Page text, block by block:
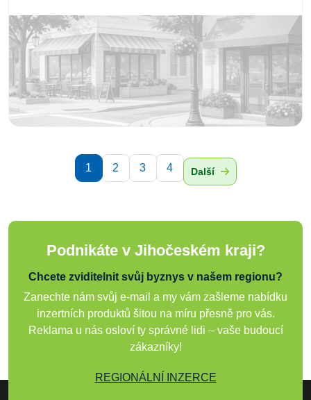
1 2 3 4 Další
Podnikáte v Jihočeském kraji?
Chcete zviditelnit svůj byznys v našem regionu?
Zanechte nám svůj e-mail a my vám zašleme nabídku
inzertních produktů šitou na míru přesně pro vás.
Reklama u nás osloví ty správné lidi – vaše budoucí
zákazníky!
REGIONÁLNÍ INZERCE